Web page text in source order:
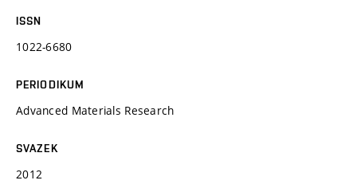
ISSN
1022-6680
PERIODIKUM
Advanced Materials Research
SVAZEK
2012